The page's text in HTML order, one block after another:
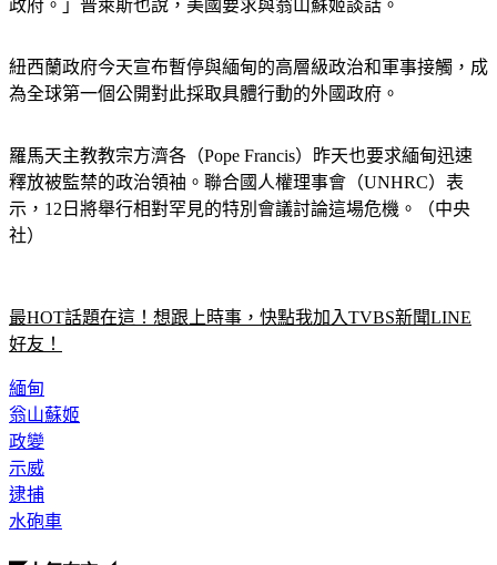
政府。」普萊斯也說，美國要求與翁山蘇姬談話。
紐西蘭政府今天宣布暫停與緬甸的高層級政治和軍事接觸，成
為全球第一個公開對此採取具體行動的外國政府。
羅馬天主教教宗方濟各（Pope Francis）昨天也要求緬甸迅速
釋放被監禁的政治領袖。聯合國人權理事會（UNHRC）表
示，12日將舉行相對罕見的特別會議討論這場危機。（中央
社）
最HOT話題在這！想跟上時事，快點我加入TVBS新聞LINE
好友！
緬甸
翁山蘇姬
政變
示威
逮捕
水砲車